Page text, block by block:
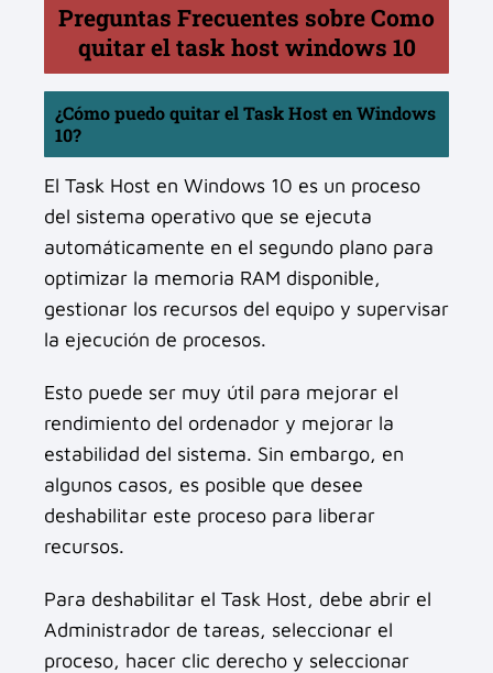
Preguntas Frecuentes sobre Como
quitar el task host windows 10
¿Cómo puedo quitar el Task Host en Windows
10?
El Task Host en Windows 10 es un proceso
del sistema operativo que se ejecuta
automáticamente en el segundo plano para
optimizar la memoria RAM disponible,
gestionar los recursos del equipo y supervisar
la ejecución de procesos.
Esto puede ser muy útil para mejorar el
rendimiento del ordenador y mejorar la
estabilidad del sistema. Sin embargo, en
algunos casos, es posible que desee
deshabilitar este proceso para liberar
recursos.
Para deshabilitar el Task Host, debe abrir el
Administrador de tareas, seleccionar el
proceso, hacer clic derecho y seleccionar